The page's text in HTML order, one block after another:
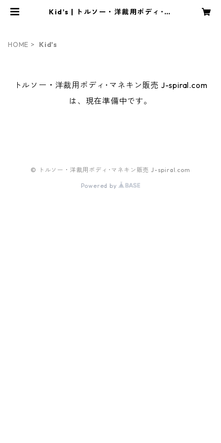
Kid's | トルソー・洋裁用ボディ･マ
HOME Kid's
トルソー・洋裁用ボディ･マネキン販売 J-spiral.com
は、現在準備中です。
© トルソー・洋裁用ボディ･マネキン販売 J-spiral.com
Powered by